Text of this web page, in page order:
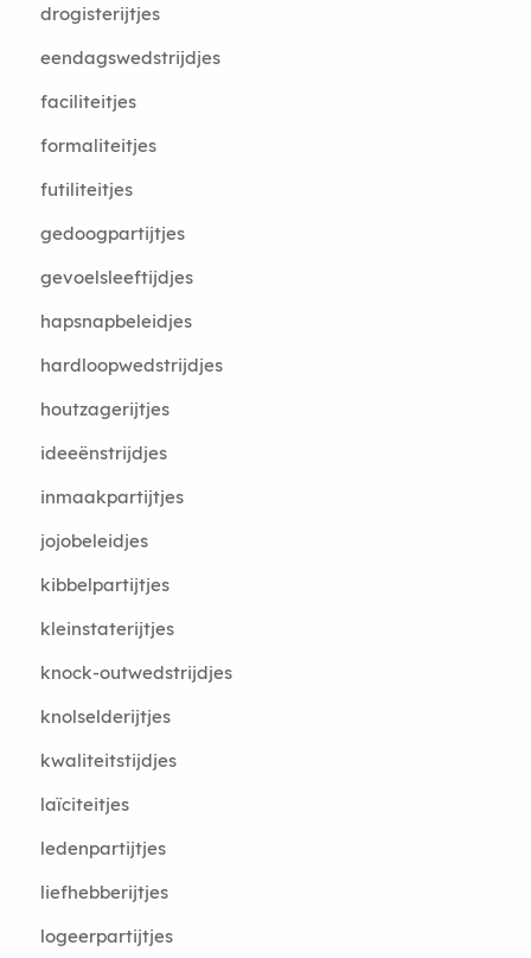
drogisterijtjes
eendagswedstrijdjes
faciliteitjes
formaliteitjes
futiliteitjes
gedoogpartijtjes
gevoelsleeftijdjes
hapsnapbeleidjes
hardloopwedstrijdjes
houtzagerijtjes
ideeënstrijdjes
inmaakpartijtjes
jojobeleidjes
kibbelpartijtjes
kleinstaterijtjes
knock-outwedstrijdjes
knolselderijtjes
kwaliteitstijdjes
laïciteitjes
ledenpartijtjes
liefhebberijtjes
logeerpartijtjes